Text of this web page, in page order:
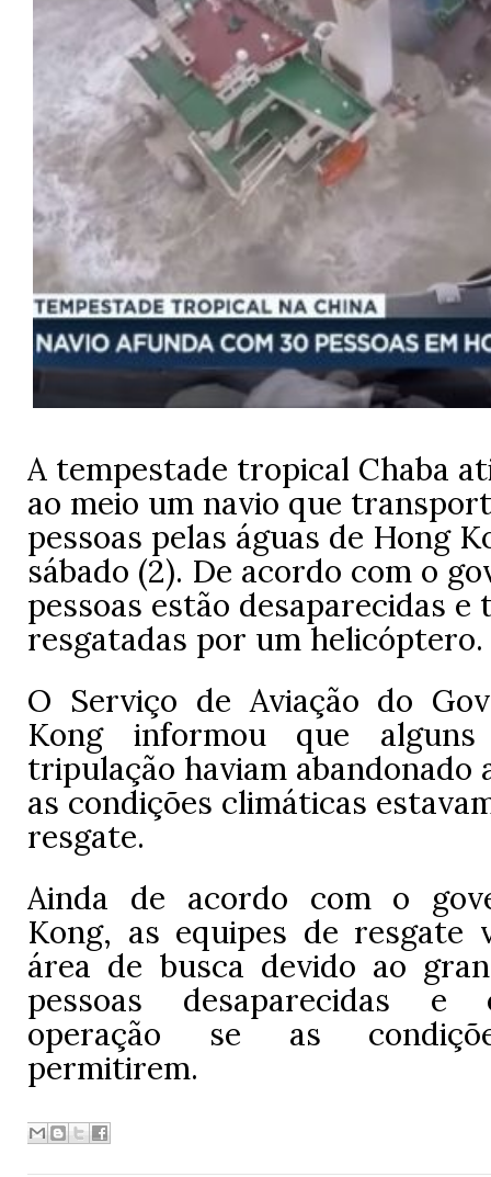
A tempestade tropical Chaba
ao meio um navio que
pessoas pelas águas de Hong
sábado (2). De acordo com o
pessoas estão desaparecidas
resgatadas por um helicóptero.
O Serviço de Aviação do
Kong informou que
tripulação haviam abandonado
as condições climáticas
resgate.
Thank you for watching
Ainda de acordo com o
Kong, as equipes de resgate
área de busca devido ao
pessoas desaparecidas e
operação se as
permitirem.